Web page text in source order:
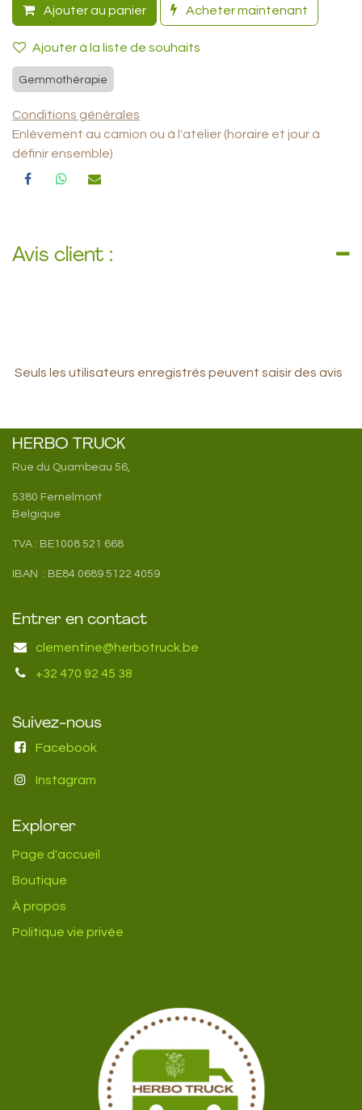
Ajouter au panier Acheter maintenant
Ajouter à la liste de souhaits
Gemmothérapie
Conditions générales
Enlèvement au camion ou à l'atelier (horaire et jour à
définir ensemble)
Avis client :
Seuls les utilisateurs enregistrés peuvent saisir des avis
HERBO TRUCK
Rue du Quambeau 56,
5380 Fernelmont
Belgique
TVA : BE1008 521 668
IBAN : BE84 0689 5122 4059
Entrer en contact
clementine@herbotruck.be
+32 470 92 45 38
Suivez-nous
Facebook
Instagram
Explorer
Page d'accueil
Boutique
À propos
Politique vie privée